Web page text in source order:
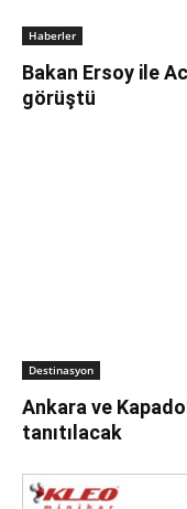
Haberler
Bakan Ersoy ile
görüştü
Destinasyon
Ankara ve
tanıtılacak